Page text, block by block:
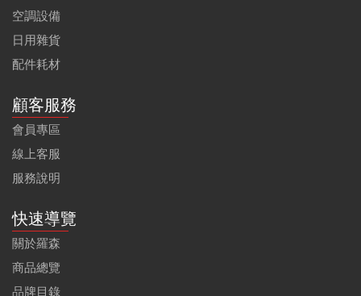
空調設備
日用雜貨
配件耗材
顧客服務
會員專區
線上客服
服務說明
快速導覽
關於羅森
商品總覽
品牌目錄